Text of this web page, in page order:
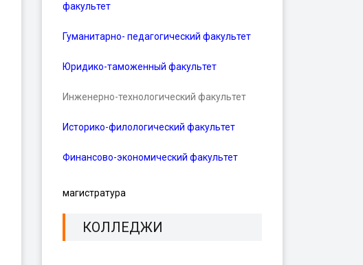
факультет
Гуманитарно- педагогический факультет
Юридико-таможенный факультет
Инженерно-технологический факультет
Историко-филологический факультет
Финансово-экономический факультет
магистратура
КОЛЛЕДЖИ